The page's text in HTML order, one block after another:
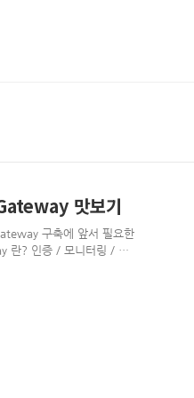
맛보기
구축에 앞서 필요한
란? 인증 / 모니터링 / 오
Proxy다. Netflix zuul,